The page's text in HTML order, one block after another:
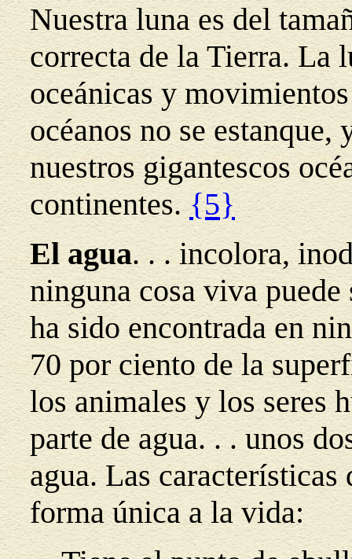
Nuestra luna es del
correcta de la Tierra. La
oceánicas y
océanos no se
nuestros gigantescos
continentes.{5}
El agua. . . incolora,
ninguna cosa viva
ha sido encontrada en
70 por ciento de la
los animales y los seres
parte de agua. . . unos
agua. Las características
forma única a la vida: